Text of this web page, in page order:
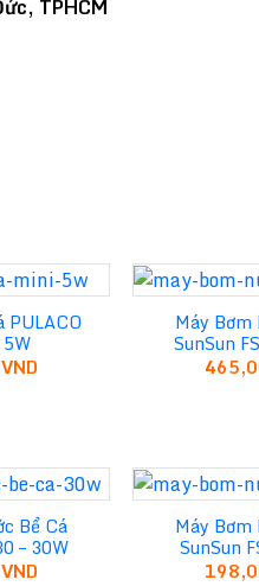
TPHCM
PULACO
VND
Máy Bơm
SunSun
Bể Cá
– 30W
VND
Máy Bơm
SunSun